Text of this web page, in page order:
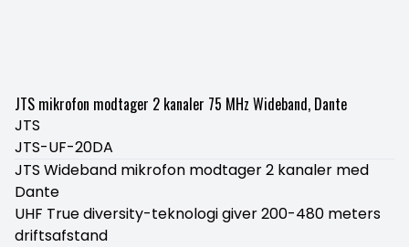
JTS mikrofon modtager 2 kanaler 75 MHz Wideband, Dante
JTS
JTS-UF-20DA
JTS Wideband mikrofon modtager 2 kanaler med
Dante
UHF True diversity-teknologi giver 200-480 meters
driftsafstand